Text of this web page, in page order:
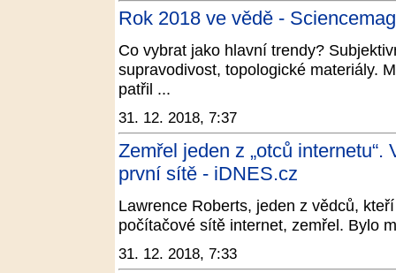
Rok 2018 ve vědě -
Co vybrat jako hlavní trendy?
supravodivost, topologické materiály.
patřil ...
31. 12. 2018, 7:37
Zemřel jeden z „otců
první sítě - iDNES.cz
Lawrence Roberts, jeden z vědců,
počítačové sítě internet, zemřel. Bylo
31. 12. 2018, 7:33